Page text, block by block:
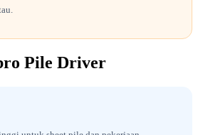
Pile Driver